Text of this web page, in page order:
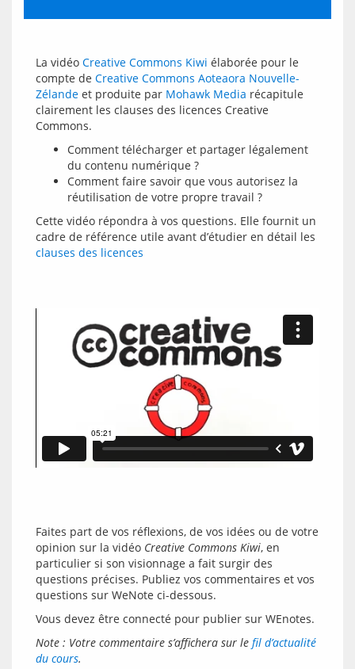
La vidéo Creative Commons Kiwi élaborée pour le
compte de Creative Commons Aoteaora Nouvelle-
Zélande et produite par Mohawk Media récapitule
clairement les clauses des licences Creative
Comment télécharger et partager légalement
du contenu numérique ?
Comment faire savoir que vous autorisez la
réutilisation de votre propre travail ?
Cette vidéo répondra à vos questions. Elle fournit un
clauses des licences
Faites part de vos réflexions, de vos idées ou de votre
opinion sur la vidéo Creative Commons Kiwi, en
particulier si son visionnage a fait surgir des
questions précises. Publiez vos commentaires et vos
Vous devez être connecté pour publier sur WEnotes.
Note : Votre commentaire s’affichera sur le fil d’actualité
du cours.